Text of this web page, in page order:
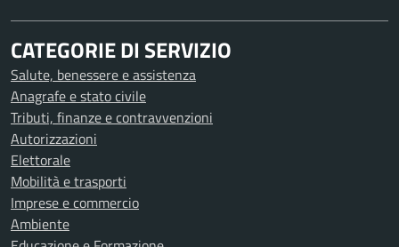
CATEGORIE DI SERVIZIO
Salute, benessere e assistenza
Anagrafe e stato civile
Tributi, finanze e contravvenzioni
Autorizzazioni
Elettorale
Mobilità e trasporti
Imprese e commercio
Ambiente